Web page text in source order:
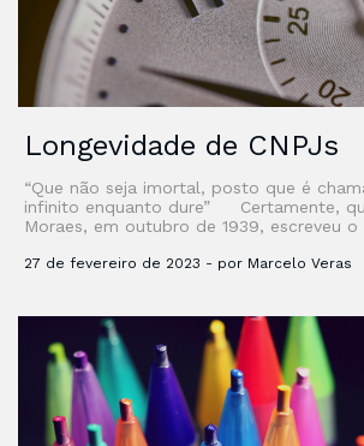
Longevidade de CNPJs
“Que não seja imortal, posto que é
infinito enquanto dure” Certamente,
Moraes, em outubro de 1939, escreveu
27 de fevereiro de 2023 - por Marcelo Veras